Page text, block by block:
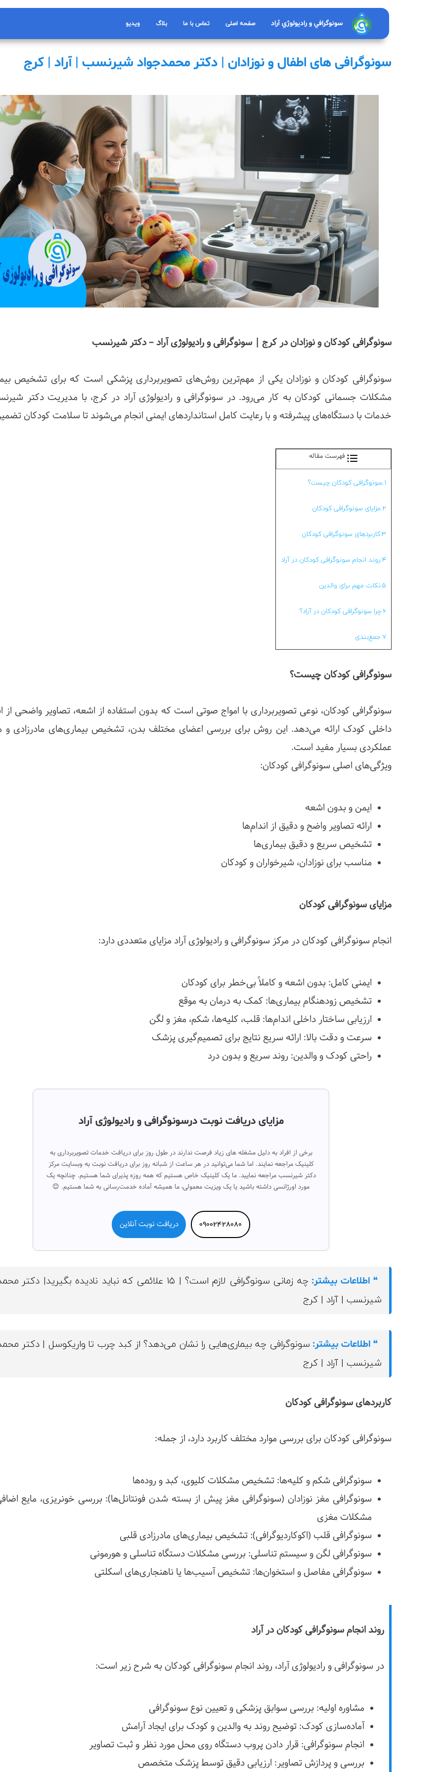
صفحه اصلی تماس با ما بلاگ ویدیو سونوگرافي و راديولوژي آراد
سونوگرافی های اطفال و نوزادان | دکتر محمدجواد شیرنسب | آراد | کرج
سونوگرافی کودکان و نوزادان در کرج | سونوگرافی و رادیولوژی آراد – دکتر شیرنسب
سونوگرافی کودکان و نوزادان یکی از مهم‌ترین روش‌های تصویربرداری پزشکی است که برای تشخیص
مشکلات جسمانی کودکان به کار می‌رود. در سونوگرافی و رادیولوژی آراد در کرج، با مدیریت دکتر
خدمات با دستگاه‌های پیشرفته و با رعایت کامل استانداردهای ایمنی انجام می‌شوند تا سلامت کودکان
فهرست مقاله
1.سونوگرافی کودکان چیست؟
2.مزایای سونوگرافی کودکان
3.کاربردهای سونوگرافی کودکان
4.روند انجام سونوگرافی کودکان در آراد
5.نکات مهم برای والدین
6.چرا سونوگرافی کودکان در آراد؟
7.جمع‌بندی
سونوگرافی کودکان چیست؟
سونوگرافی کودکان، نوعی تصویربرداری با امواج صوتی است که بدون استفاده از اشعه، تصاویر واضحی از
داخلی کودک ارائه می‌دهد. این روش برای بررسی اعضای مختلف بدن، تشخیص بیماری‌های مادرزادی
عملکردی بسیار مفید است.
ویژگی‌های اصلی سونوگرافی کودکان:
ایمن و بدون اشعه
ارائه تصاویر واضح و دقیق از اندام‌ها
تشخیص سریع و دقیق بیماری‌ها
مناسب برای نوزادان، شیرخواران و کودکان
مزایای سونوگرافی کودکان
انجام سونوگرافی کودکان در مرکز سونوگرافی و رادیولوژی آراد مزایای متعددی دارد:
ایمنی کامل: بدون اشعه و کاملاً بی‌خطر برای کودکان
تشخیص زودهنگام بیماری‌ها: کمک به درمان به موقع
ارزیابی ساختار داخلی اندام‌ها: قلب، کلیه‌ها، شکم، مغز و لگن
سرعت و دقت بالا: ارائه سریع نتایج برای تصمیم‌گیری پزشک
راحتی کودک و والدین: روند سریع و بدون درد
مزایای دریافت نوبت درسونوگرافی و رادیولوژی آراد
برخی از افراد به دلیل مشغله های زیاد فرصت ندارند در طول روز برای دریافت خدمات تصویربرداری به
کلینیک مراجعه نمایند. اما شما می‌توانید در هر ساعت از شبانه روز برای دریافت نوبت به وبسایت مرکز
دکتر شیرنسب مراجعه نمایید. ما یک کلینیک خاص هستیم که همه روزه پذیرای شما هستیم. چنانچه یک
مورد اورژانسی داشته باشید یا یک ویزیت معمولی، ما همیشه آماده خدمت‌رسانی به شما هستیم. 😊
09002428080 دریافت نوبت آنلاین
❝ اطلاعات بیشتر:
چه زمانی سونوگرافی لازم است؟ | ۱۵ علائمی که نباید نادیده بگیرید|
شیرنسب | آراد | کرج
❝ اطلاعات بیشتر: سونوگرافی چه بیماری‌هایی را نشان می‌دهد؟ از کبد چرب تا واریکوسل | دکتر
شیرنسب | آراد | کرج
کاربردهای سونوگرافی کودکان
سونوگرافی کودکان برای بررسی موارد مختلف کاربرد دارد، از جمله:
سونوگرافی شکم و کلیه‌ها: تشخیص مشکلات کلیوی، کبد و روده‌ها
سونوگرافی مغز نوزادان (سونوگرافی مغز پیش از بسته شدن فونتانل‌ها): بررسی خونریزی، مایع
مشکلات مغزی
سونوگرافی قلب (اکوکاردیوگرافی): تشخیص بیماری‌های مادرزادی قلبی
سونوگرافی لگن و سیستم تناسلی: بررسی مشکلات دستگاه تناسلی و هورمونی
سونوگرافی مفاصل و استخوان‌ها: تشخیص آسیب‌ها یا ناهنجاری‌های اسکلتی
روند انجام سونوگرافی کودکان در آراد
در سونوگرافی و رادیولوژی آراد، روند انجام سونوگرافی کودکان به شرح زیر است:
مشاوره اولیه: بررسی سوابق پزشکی و تعیین نوع سونوگرافی
آماده‌سازی کودک: توضیح روند به والدین و کودک برای ایجاد آرامش
انجام سونوگرافی: قرار دادن پروب دستگاه روی محل مورد نظر و ثبت تصاویر
بررسی و پردازش تصاویر: ارزیابی دقیق توسط پزشک متخصص